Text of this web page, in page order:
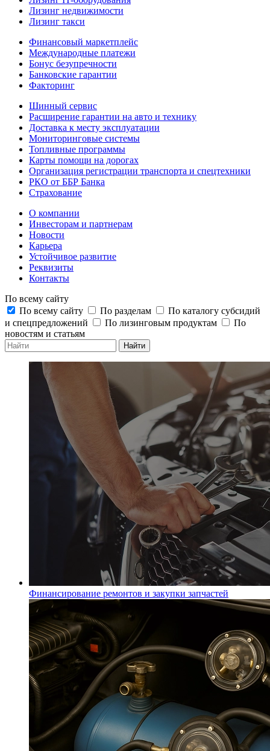
Лизинг недвижимости
Лизинг такси
Финансовый маркетплейс
Международные платежи
Бонус безупречности
Банковские гарантии
Факторинг
Шинный сервис
Расширение гарантии на авто и технику
Доставка к месту эксплуатации
Мониторинговые системы
Топливные программы
Карты помощи на дорогах
Организация регистрации транспорта и спецтехники
РКО от ББР Банка
Страхование
О компании
Инвесторам и партнерам
Новости
Карьера
Устойчивое развитие
Реквизиты
Контакты
По всему сайту
По всему сайту
По разделам
По каталогу субсидий
и спецпредложений
По лизинговым продуктам
По
новостям и статьям
Найти
Финансирование ремонтов и закупки запчастей